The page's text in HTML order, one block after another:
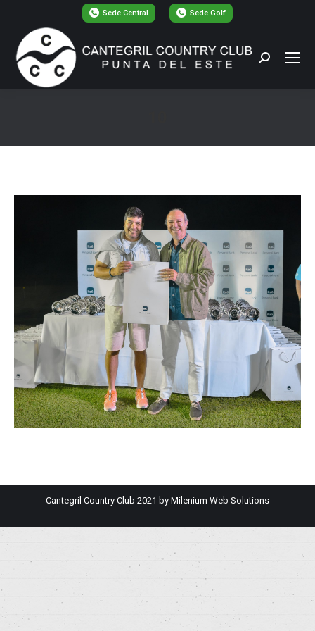
Sede Central Sede Golf
Buscar:
Cantegril Country Club 2021 by Milenium Web Solutions